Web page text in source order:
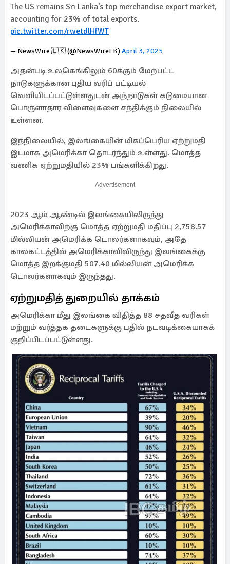
The US remains Sri Lanka’s top merchandise export market,
accounting for 23% of total exports.
pic.twitter.com/rwetdlHfWT
— NewsWire 🇱🇰 (@NewsWireLK) April 3, 2025
அதன்படி உலகெங்கிலும் 60க்கும் மேற்பட்ட
நாடுகளுக்கான புதிய வரிப் பட்டியல்
வெளியிடப்பட்டுள்ளதுடன் அந்நாடுகள் கடுமையான
பொருளாதார விளைவுகளை சந்திக்கும் நிலையில்
உள்ளன.
இந்நிலையில், இலங்கையின் மிகப்பெரிய ஏற்றுமதி
இடமாக அமெரிக்கா தொடர்ந்தும் உள்ளது. மொத்த
வணிக ஏற்றுமதியில் 23% பங்களிக்கிறது.
Advertisement
2023 ஆம் ஆண்டில் இலங்கையிலிருந்து
அமெரிக்காவிற்கு மொத்த ஏற்றுமதி மதிப்பு 2,758.57
மில்லியன் அமெரிக்க டொலர்களாகவும், அதே
காலகட்டத்தில் அமெரிக்காவிலிருந்து இலங்கைக்கு
மொத்த இறக்குமதி 507.40 மில்லியன் அமெரிக்க
டொலர்களாகவும் இருந்தது.
ஏற்றுமதித் துறையில் தாக்கம்
அமெரிக்கா மீது இலங்கை விதித்த 88 சதவீத வரிகள்
மற்றும் வர்த்தக தடைகளுக்கு பதில் நடவடிக்கையாகக்
குறிப்பிடப்பட்டுள்ளது.